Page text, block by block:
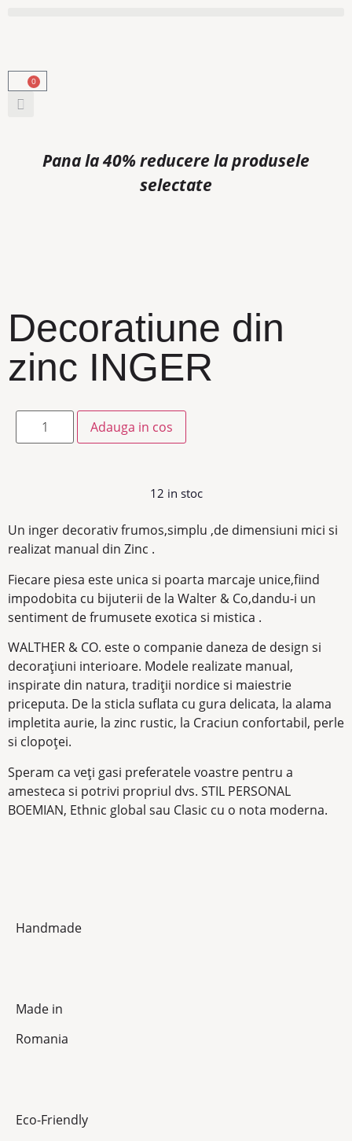
0
Pana la 40% reducere la produsele
selectate
Decoratiune din
zinc INGER
Adauga in cos
12 in stoc
Un inger decorativ frumos,simplu ,de dimensiuni mici si
realizat manual din Zinc .
Fiecare piesa este unica si poarta marcaje unice,fiind
impodobita cu bijuterii de la Walter & Co,dandu-i un
sentiment de frumusete exotica si mistica .
WALTHER & CO. este o companie daneza de design si
decorațiuni interioare. Modele realizate manual,
inspirate din natura, tradiții nordice si maiestrie
priceputa. De la sticla suflata cu gura delicata, la alama
impletita aurie, la zinc rustic, la Craciun confortabil, perle
si clopoței.
Speram ca veți gasi preferatele voastre pentru a
amesteca si potrivi propriul dvs. STIL PERSONAL
BOEMIAN, Ethnic global sau Clasic cu o nota moderna.
Handmade
Made in
Romania
Eco-Friendly